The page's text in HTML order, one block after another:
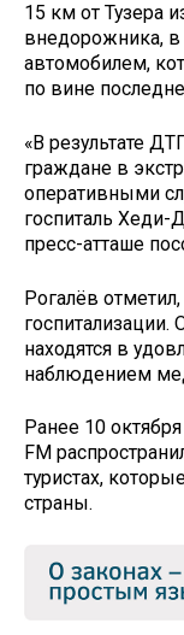
15 км от Тузера
внедорожника, в
автомобилем,
по вине
«В результате
граждане в
оперативными
госпиталь Хеди-
пресс-атташе
Рогалёв
госпитализации.
находятся в
наблюдением
Ранее 10
FM
туристах,
страны.